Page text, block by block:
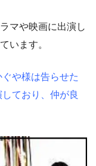
マや映画に出演し
います。
や様は告らせた
ており、仲が良